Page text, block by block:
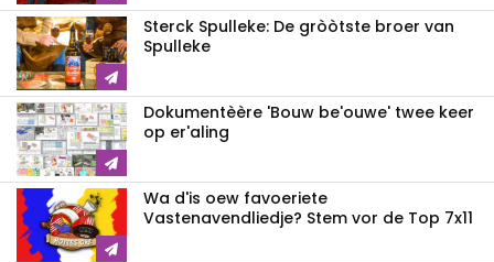
Sterck Spulleke: De gròòtste broer van
Spulleke
Dokumentèère 'Bouw be'ouwe' twee keer
op er'aling
Wa d'is oew favoeriete
Vastenavendliedje? Stem vor de Top 7x11